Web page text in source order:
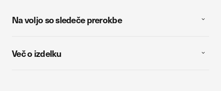
Na voljo so sledeče prerokbe
Več o izdelku